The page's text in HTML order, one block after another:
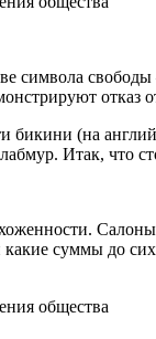
символа
отказ
(на
Итак, что
суммы до